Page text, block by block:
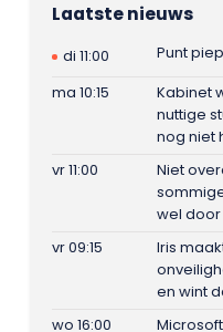
Laatste nieuws
di 11:00
Punt
ma 10:15
Kabinet
nuttige
nog niet
vr 11:00
Niet
wel door
vr 09:15
Iris
en wint
wo 16:00